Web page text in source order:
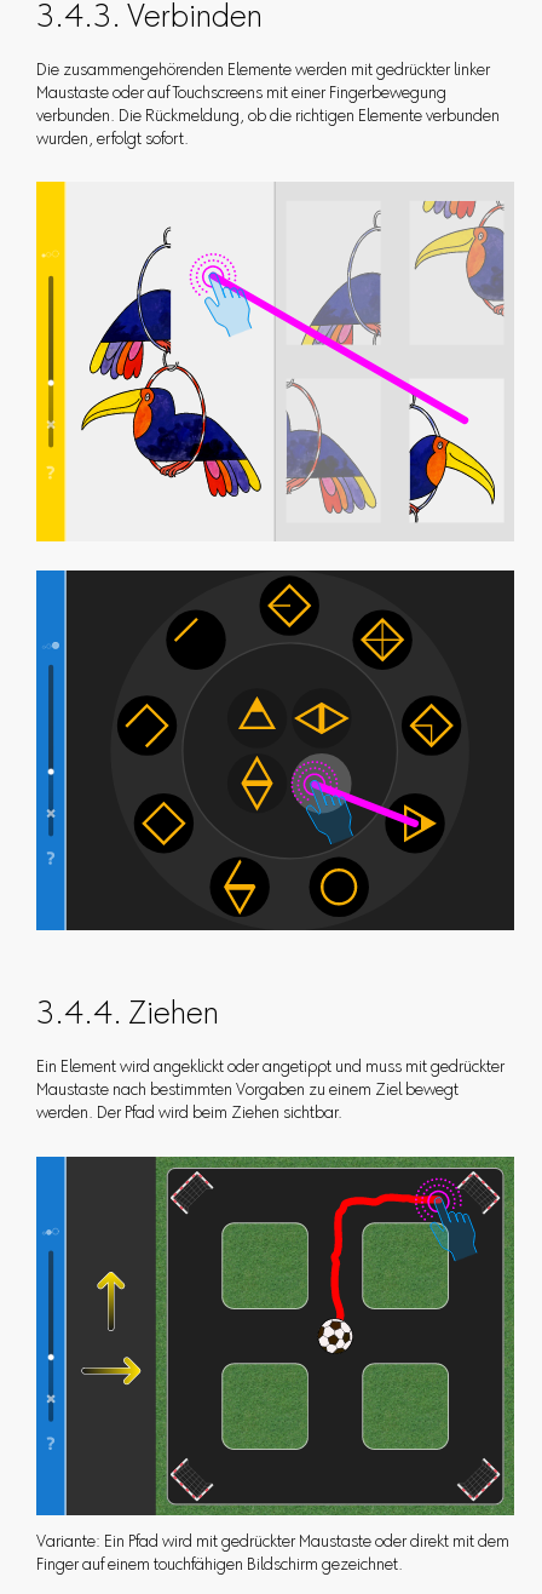
3.4.3. Verbinden
Die zusammengehörenden Elemente werden mit gedrückter linker
Maustaste oder auf Touchscreens mit einer Fingerbewegung
verbunden. Die Rückmeldung, ob die richtigen Elemente verbunden
wurden, erfolgt sofort.
3.4.4. Ziehen
Ein Element wird angeklickt oder angetippt und muss mit gedrückter
Maustaste nach bestimmten Vorgaben zu einem Ziel bewegt
werden. Der Pfad wird beim Ziehen sichtbar.
Variante: Ein Pfad wird mit gedrückter Maustaste oder direkt mit dem
Finger auf einem touchfähigen Bildschirm gezeichnet.